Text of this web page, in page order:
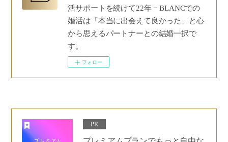
活サポートを続けて22年 − BLANCでの
婚活は「本当に出会えて良かった」と心
から思えるパートナーとの結婚一択で
す。
フォロー
PR